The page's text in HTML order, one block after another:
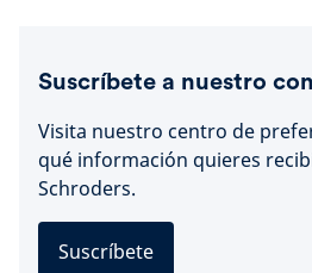
Suscríbete a nuestro
Visita nuestro centro de
qué información quieres
Schroders.
Suscríbete